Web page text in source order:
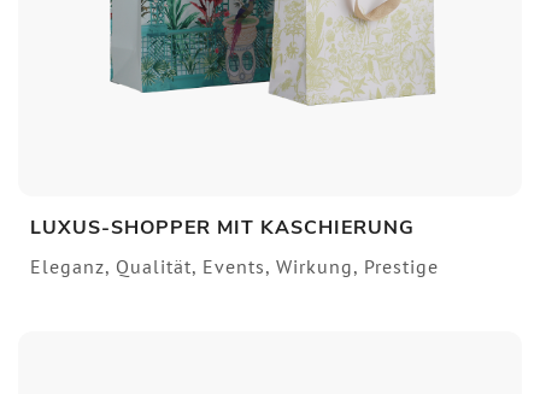
LUXUS-SHOPPER MIT KASCHIERUNG
Eleganz, Qualität, Events, Wirkung, Prestige